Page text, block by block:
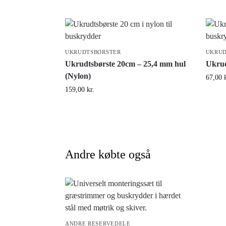
UKRUDTSBØRSTER
Ukrudtsbørste 20cm – 25,4 mm hul
(Nylon)
159,00 kr.
67,00
Andre købte også
ANDRE RESERVEDELE